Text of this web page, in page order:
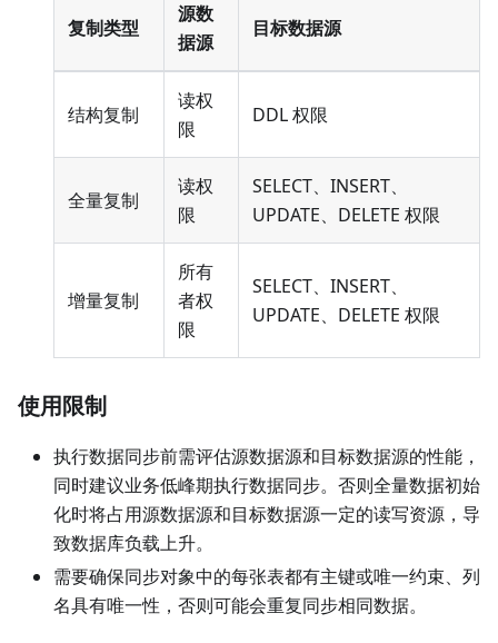
复制类型
源数
据源
目标数据源
结构复制
读权
限
DDL 权限
全量复制
读权
限
SELECT、INSERT、
UPDATE、DELETE 权限
增量复制
所有
者权
限
SELECT、INSERT、
UPDATE、DELETE 权限
使用限制
执行数据同步前需评估源数据源和目标数据源的性能，
同时建议业务低峰期执行数据同步。否则全量数据初始
化时将占用源数据源和目标数据源一定的读写资源，导
致数据库负载上升。
需要确保同步对象中的每张表都有主键或唯一约束、列
名具有唯一性，否则可能会重复同步相同数据。